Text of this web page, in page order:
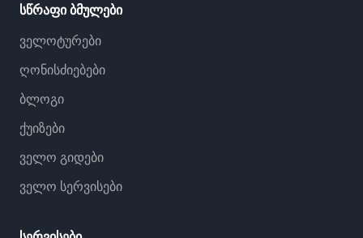
სწრაფი ბმულები
ველოტურები
ღონისძიებები
ბლოგი
ქუიზები
ველო გიდები
ველო სერვისები